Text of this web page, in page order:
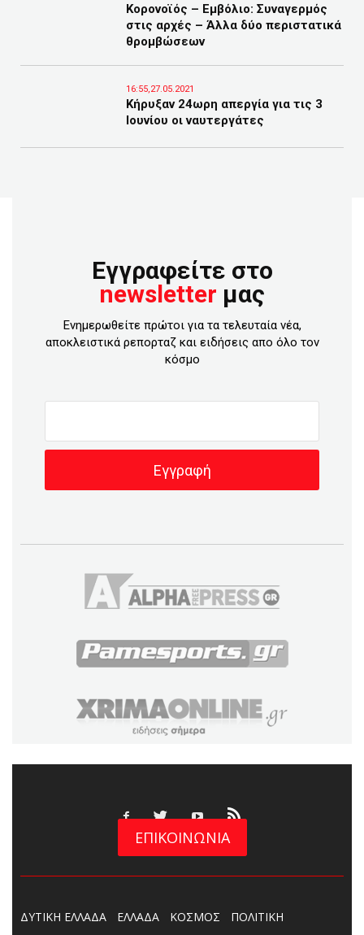
Κορονοϊός – Eμβόλιο: Συναγερμός
στις αρχές – Άλλα δύο περιστατικά
θρομβώσεων
16:55,27.05.2021
Κήρυξαν 24ωρη απεργία για τις 3
Ιουνίου οι ναυτεργάτες
Εγγραφείτε στο
newsletter μας
Ενημερωθείτε πρώτοι για τα τελευταία νέα,
αποκλειστικά ρεπορταζ και ειδήσεις απο όλο τον
κόσμο
ΕΠΙΚΟΙΝΩΝΙΑ
ΔΥΤΙΚΗ ΕΛΛΑΔΑ ΕΛΛΑΔΑ ΚΟΣΜΟΣ
ΠΟΛΙΤΙΚΗ